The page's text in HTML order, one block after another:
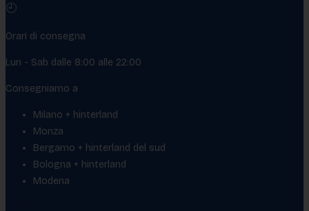
🕘
Orari di consegna
Lun - Sab dalle 8:00 alle 22:00
Consegniamo a
Milano + hinterland
Monza
Bergamo + hinterland del sud
Bologna + hinterland
Modena